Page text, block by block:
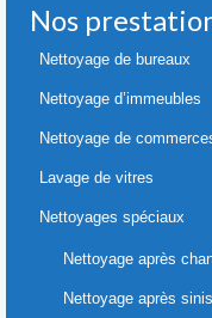
Nos
Nettoyage de bureaux
Nettoyage d’immeubles
Nettoyage de
Lavage de vitres
Nettoyages spéciaux
Nettoyage après
Nettoyage après